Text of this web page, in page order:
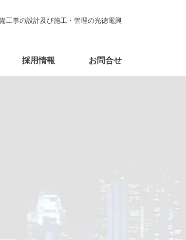
工事の設計及び施工・管理の光徳電興
採用情報 お問合せ